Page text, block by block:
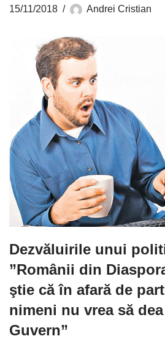
15/11/2018 Andrei Cristian
Dezvăluirile unui
”Românii din
ştie că în afară de
nimeni nu vrea să
Guvern”